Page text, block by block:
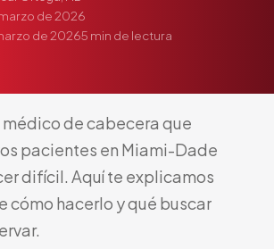
Hormonal
Peso
Péptidos
Articulares
de 2026
de 20265 min de lectura
médicodecabecera que
pacientes en Miami-Dade
difícil. Aquíte explicamos
cómo hacerlo yqué buscar